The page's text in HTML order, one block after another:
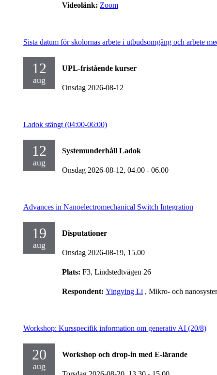
Videolänk: Zoom
Sista datum för skolornas arbete i utbudsomgång och arbete
12
aug
UPL-fristående kurser
Onsdag 2026-08-12
Ladok stängt (04:00-06:00)
12
aug
Systemunderhåll Ladok
Onsdag 2026-08-12, 04.00 - 06.00
Advances in Nanoelectromechanical Switch Integration
19
aug
Disputationer
Onsdag 2026-08-19, 15.00
Plats: F3, Lindstedtvägen 26
Respondent: Yingying Li , Mikro- och
Workshop: Kursspecifik information om generativ AI (20/8)
20
aug
Workshop och drop-in med E-lärande